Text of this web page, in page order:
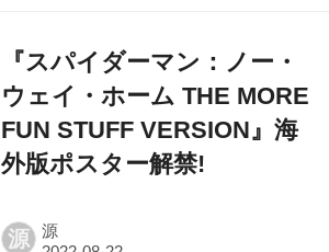
『スパイダーマン：ノー・
ウェイ・ホーム THE MORE
FUN STUFF VERSION』海
外版ポスター解禁!
源 源